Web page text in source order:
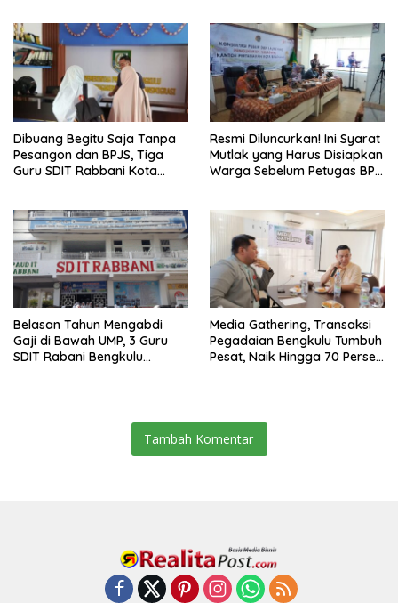
Dibuang Begitu Saja Tanpa
Pesangon dan BPJS, Tiga
Guru SDIT Rabbani Kota
Resmi Diluncurkan! Ini Syarat
Mutlak yang Harus Disiapkan
Warga Sebelum Petugas BPN
Belasan Tahun Mengabdi
Gaji di Bawah UMP, 3 Guru
SDIT Rabani Bengkulu
Media Gathering, Transaksi
Pegadaian Bengkulu Tumbuh
Pesat, Naik Hingga 70 Persen
Tambah Komentar